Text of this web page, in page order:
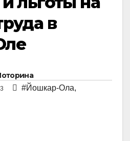
в
#Йошкар-Ола,